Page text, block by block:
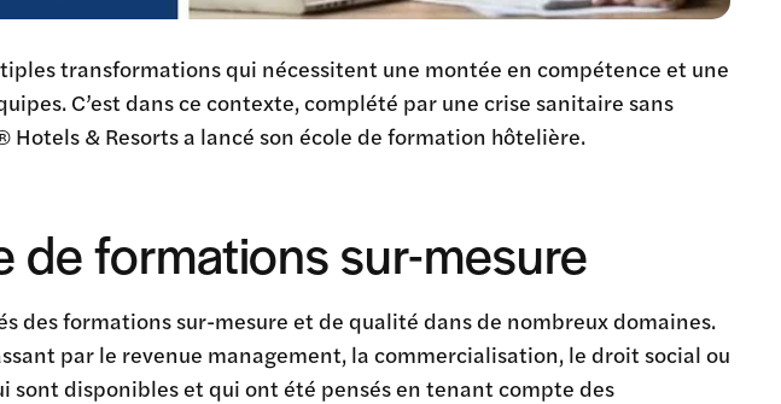
transformations qui nécessitent une montée en compétence et une
C’est dans ce contexte, complété par une crise sanitaire sans
& Resorts a lancé son école de formation hôtelière.
de formations sur-mesure
des formations sur-mesure et de qualité dans de nombreux domaines.
par le revenue management, la commercialisation, le droit social ou
sont disponibles et qui ont été pensés en tenant compte des